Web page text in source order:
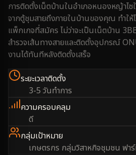
การติดตั้งเน็ตบ้านในอำเภอหนองหญ้าไซ
จากตู้ชุมสายถึงภายในบ้านของคุณ ทำให้
แพ็กเกจที่สมัคร ไม่ว่าจะเป็นเน็ตบ้าน
สำรวจเส้นทางสายและติดตั้งอุปกรณ์
งานได้ทันทีหลังติดตั้งเสร็จ
ระยะเวลาติดตั้ง
3-5 วันทำการ
ความครอบคลุม
ดี
กลุ่มเป้าหมาย
เกษตรกร กลุ่มวิสาหกิจชุมชน ฟา